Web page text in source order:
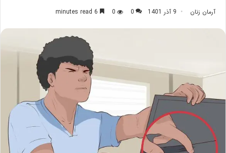
آرمان زنان 9 آذر 1401 0
0